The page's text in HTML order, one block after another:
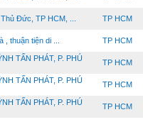
Đức, TP HCM, ... TP HCM
thuận tiện di ... TP HCM
TẤN PHÁT, P. PHÚ
TP HCM
TẤN PHÁT, P. PHÚ
TP HCM
TẤN PHÁT, P. PHÚ
TP HCM